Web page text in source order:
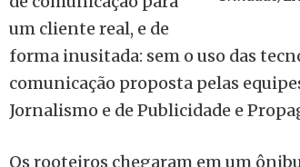
um cliente real, e de
forma inusitada: sem o uso das
comunicação proposta pelas
Jornalismo e de Publicidade e
Os rooteiros chegaram em um